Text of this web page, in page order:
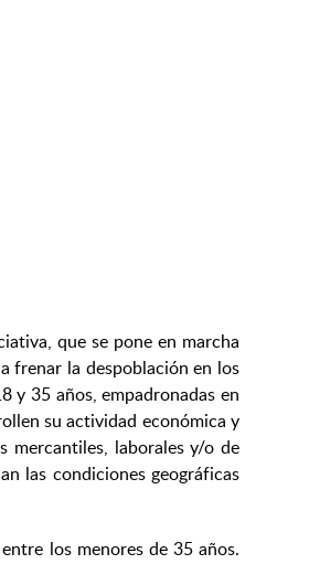
que se pone en marcha
frenar la despoblación en los
y 35 años, empadronadas en
su actividad económica y
mercantiles, laborales y/o de
las condiciones geográficas
los menores de 35 años.